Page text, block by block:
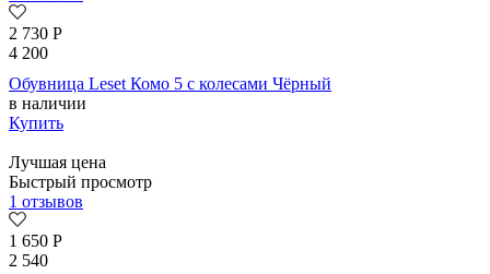
2 730 Р
4 200
Обувница Leset Комо 5 с колесами Чёрный
в наличии
Купить
Лучшая цена
Быстрый просмотр
1 отзывов
1 650 Р
2 540